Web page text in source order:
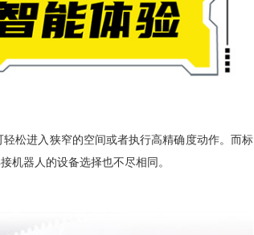
松进入狭窄的空间或者执行高精确度动作。而标
机器人的设备选择也不尽相同。